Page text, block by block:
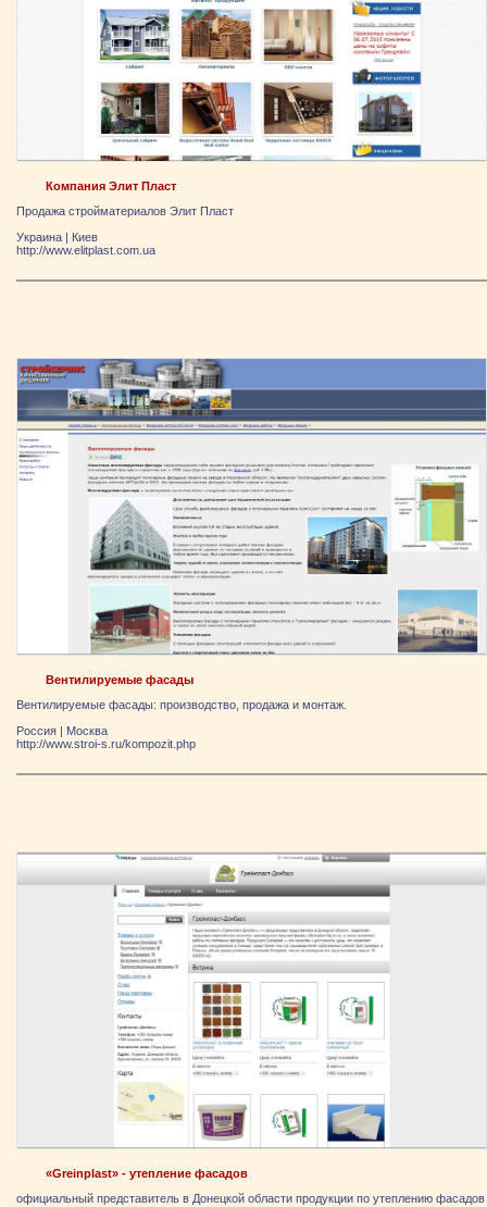
Компания Элит Пласт
Продажа стройматериалов Элит Пласт
Украина | Киев
http://www.elitplast.com.ua
Вентилируемые фасады
Вентилируемые фасады: производство, продажа и монтаж.
Россия | Москва
http://www.stroi-s.ru/kompozit.php
«Greinplast» - утепление фасадов
официальный представитель в Донецкой области продукции по утеплению фасадов